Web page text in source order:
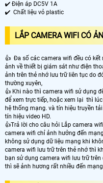
✔️ Điện áp DC5V 1A
✔️ Chất liệu vỏ plastic
LẮP CAMERA WIFI CÓ
👍 Đa số các camera wifi đều có
ảnh về thiết bị giám sát như điện
ảnh trên thẻ nhớ lưu trữ liên tục do
thường xuyên,
👍 Khi nào thì camera wifi sử dụng
để xem trực tiếp, hoặc xem lại thì
hệ thống mạng. và tín hiệu truyền
tín hiệu video HD.
👍Trả lời cho câu hỏi Lắp camera
camera wifi chỉ ảnh hưởng đến
không sử dụng dữ liệu mạng khi
camera wifi lưu trữ trên thẻ nhớ thì
bạn sử dụng camera wifi lưu trữ
thì sẽ ảnh hương rất nhiều đến